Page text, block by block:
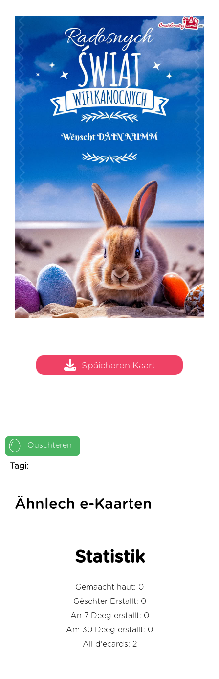
Ouschteren
Tagi:
Späicheren Kaart
Ähnlech e-Kaarten
Statistik
Gemaacht haut: 0
Gëschter Erstallt: 0
An 7 Deeg erstallt: 0
Am 30 Deeg erstallt: 0
All d'ecards: 2